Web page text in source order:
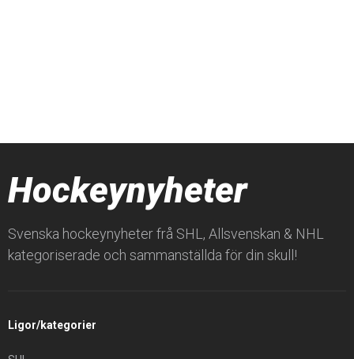
Hockeynyheter
Svenska hockeynyheter frå SHL, Allsvenskan & NHL
kategoriserade och sammanställda för din skull!
Ligor/kategorier